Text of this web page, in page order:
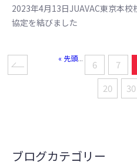
2023年4月13日JUAVAC東京本
協定を結びました
« 先頭...
6 7
20 30
ブログカテゴリー